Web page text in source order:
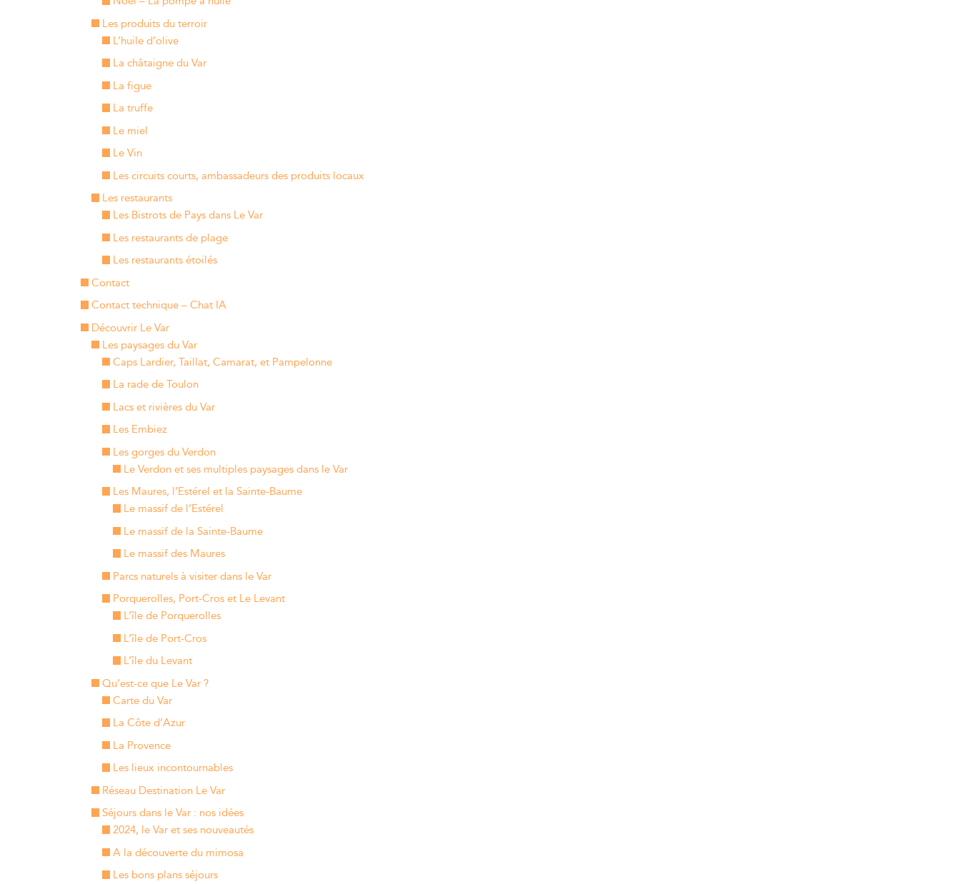
Les produits du terroir
L’huile d’olive
La châtaigne du Var
La figue
La truffe
Le miel
Le Vin
Les circuits courts, ambassadeurs des produits locaux
Les restaurants
Les Bistrots de Pays dans Le Var
Les restaurants de plage
Les restaurants étoilés
Contact
Contact technique – Chat IA
Découvrir Le Var
Les paysages du Var
Caps Lardier, Taillat, Camarat, et Pampelonne
La rade de Toulon
Lacs et rivières du Var
Les Embiez
Les gorges du Verdon
Le Verdon et ses multiples paysages dans le Var
Les Maures, l’Estérel et la Sainte-Baume
Le massif de l’Estérel
Le massif de la Sainte-Baume
Le massif des Maures
Parcs naturels à visiter dans le Var
Porquerolles, Port-Cros et Le Levant
L’île de Porquerolles
L’île de Port-Cros
L’île du Levant
Qu’est-ce que Le Var ?
Carte du Var
La Côte d’Azur
La Provence
Les lieux incontournables
Réseau Destination Le Var
Séjours dans le Var : nos idées
2024, le Var et ses nouveautés
A la découverte du mimosa
Les bons plans séjours